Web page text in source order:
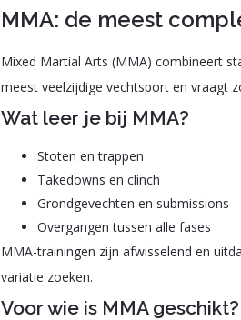
MMA: de meest
Mixed Martial Arts (MMA) combineert
meest veelzijdige vechtsport en vraagt
Wat leer je bij MMA?
Stoten en trappen
Takedowns en clinch
Grondgevechten en submissions
Overgangen tussen alle fases
MMA-trainingen zijn afwisselend en
variatie zoeken.
Voor wie is MMA geschikt?